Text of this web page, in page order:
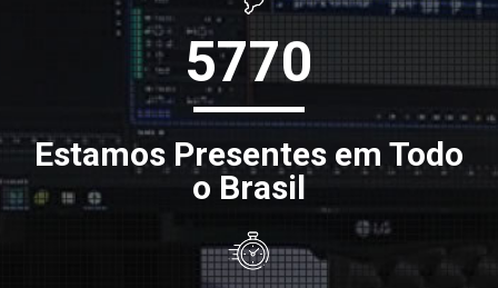
5770
Estamos Presentes em Todo
o Brasil